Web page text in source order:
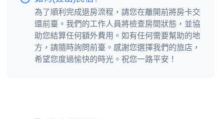
為了順利完成退房流程，請您在離開前將房卡交
還前臺。我們的工作人員將檢查房間狀態，並協
助您結算任何額外費用。如有任何需要幫助的地
方，請隨時詢問前臺。感謝您選擇我們的旅店，
希望您度過愉快的時光。祝您一路平安！